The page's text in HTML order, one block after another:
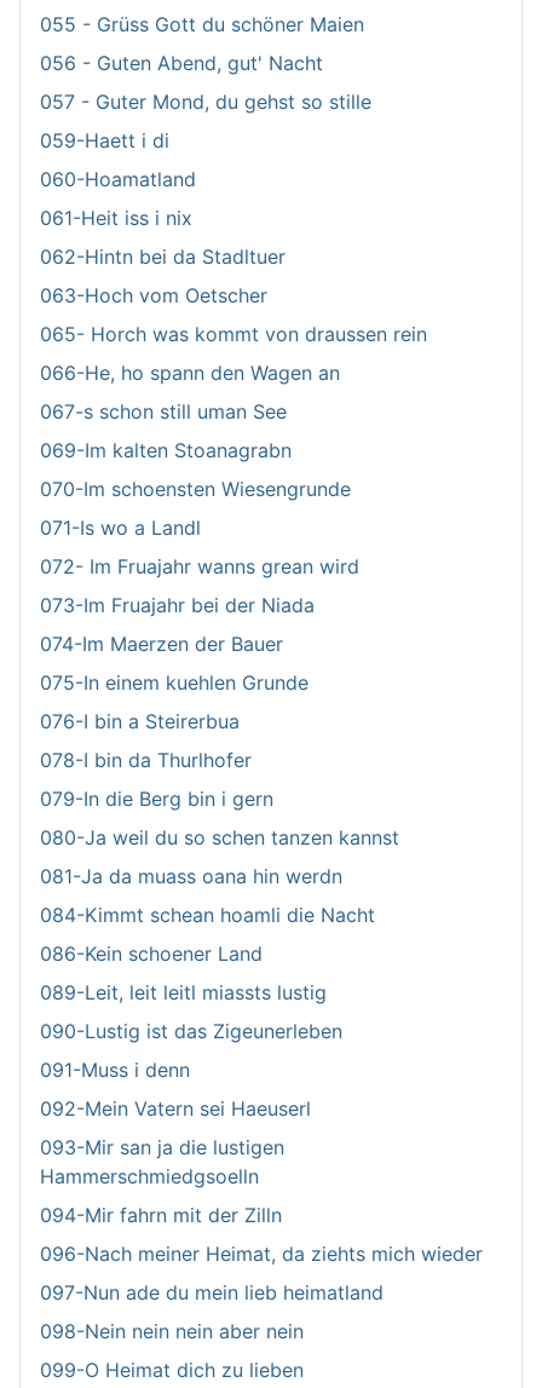
055 - Grüss Gott du schöner Maien
056 - Guten Abend, gut' Nacht
057 - Guter Mond, du gehst so stille
059-Haett i di
060-Hoamatland
061-Heit iss i nix
062-Hintn bei da Stadltuer
063-Hoch vom Oetscher
065- Horch was kommt von draussen rein
066-He, ho spann den Wagen an
067-s schon still uman See
069-Im kalten Stoanagrabn
070-Im schoensten Wiesengrunde
071-Is wo a Landl
072- Im Fruajahr wanns grean wird
073-Im Fruajahr bei der Niada
074-Im Maerzen der Bauer
075-In einem kuehlen Grunde
076-I bin a Steirerbua
078-I bin da Thurlhofer
079-In die Berg bin i gern
080-Ja weil du so schen tanzen kannst
081-Ja da muass oana hin werdn
084-Kimmt schean hoamli die Nacht
086-Kein schoener Land
089-Leit, leit leitl miassts lustig
090-Lustig ist das Zigeunerleben
091-Muss i denn
092-Mein Vatern sei Haeuserl
093-Mir san ja die lustigen
Hammerschmiedgsoelln
094-Mir fahrn mit der Zilln
096-Nach meiner Heimat, da ziehts mich wieder
097-Nun ade du mein lieb heimatland
098-Nein nein nein aber nein
099-O Heimat dich zu lieben